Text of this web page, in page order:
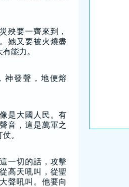
殃要一齊來到，
她又要被火燒盡
能力。
神發聲，地便熔
是大國人民。有
音，這是萬軍之
。
一切的話，攻擊
高天吼叫，從聖
聲吼叫。他要向